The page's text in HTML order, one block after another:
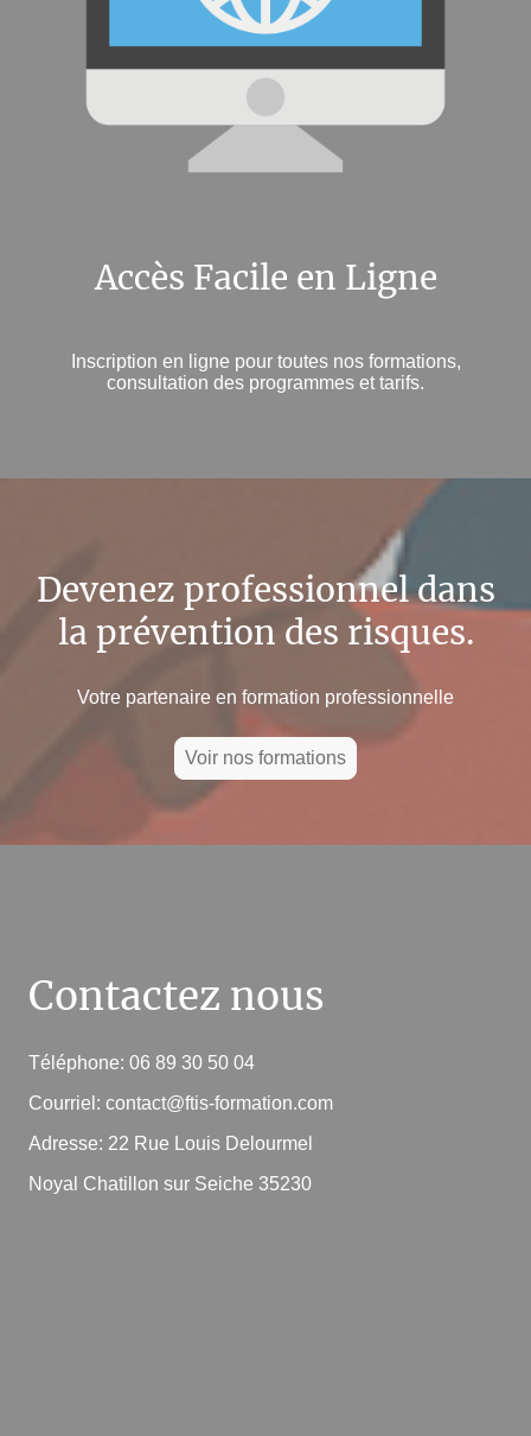
Accès Facile en Ligne
Inscription en ligne pour toutes nos formations,
consultation des programmes et tarifs.
Devenez professionnel dans
la prévention des risques.
Votre partenaire en formation professionnelle
Voir nos formations
Contactez nous
Téléphone: 06 89 30 50 04
Courriel: contact@ftis-formation.com
Adresse: 22 Rue Louis Delourmel
Noyal Chatillon sur Seiche 35230